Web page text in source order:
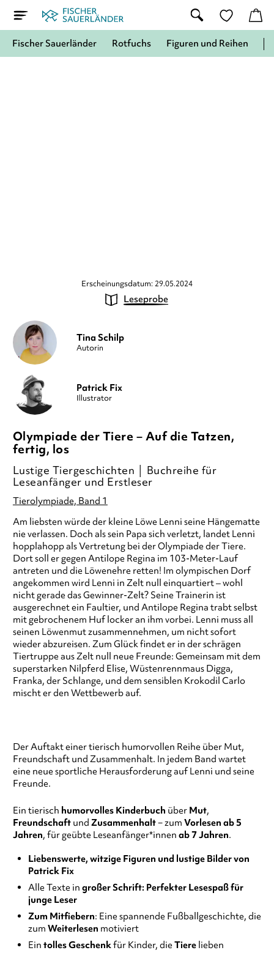
Fischer Sauerländer Rotfuchs Figuren und Reihen
Erscheinungsdatum: 29.05.2024
Leseprobe
Tina Schilp
Autorin
Patrick Fix
Illustrator
Olympiade der Tiere – Auf die Tatzen,
fertig, los
Lustige Tiergeschichten │ Buchreihe für
Leseanfänger und Erstleser
Tierolympiade, Band 1
Am liebsten würde der kleine Löwe Lenni seine Hängematte
nie verlassen. Doch als sein Papa sich verletzt, landet Lenni
hopplahopp als Vertretung bei der Olympiade der Tiere.
Dort soll er gegen Antilope Regina im 103-Meter-Lauf
antreten und die Löwenehre retten! Im olympischen Dorf
angekommen wird Lenni in Zelt null einquartiert – wohl
nicht gerade das Gewinner-Zelt? Seine Trainerin ist
ausgerechnet ein Faultier, und Antilope Regina trabt selbst
mit gebrochenem Huf locker an ihm vorbei. Lenni muss all
seinen Löwenmut zusammennehmen, um nicht sofort
wieder abzureisen. Zum Glück findet er in der schrägen
Tiertruppe aus Zelt null neue Freunde: Gemeinsam mit dem
superstarken Nilpferd Elise, Wüstenrennmaus Digga,
Franka, der Schlange, und dem sensiblen Krokodil Carlo
mischt er den Wettbewerb auf.
Der Auftakt einer tierisch humorvollen Reihe über Mut,
Freundschaft und Zusammenhalt. In jedem Band wartet
eine neue sportliche Herausforderung auf Lenni und seine
Freunde.
Ein tierisch humorvolles Kinderbuch überMut,
Freundschaftund Zusammenhalt− zum Vorlesen ab 5
Jahren, für geübte Leseanfänger*innen ab 7 Jahren.
Liebenswerte, witzige Figuren und lustige Bilder von
Patrick Fix
Alle Texte in großer Schrift: Perfekter Lesespaß für
junge Leser
Zum Mitfiebern: Eine spannende Fußballgeschichte, die
zum Weiterlesen motiviert
Ein tolles Geschenkfür Kinder, dieTierelieben